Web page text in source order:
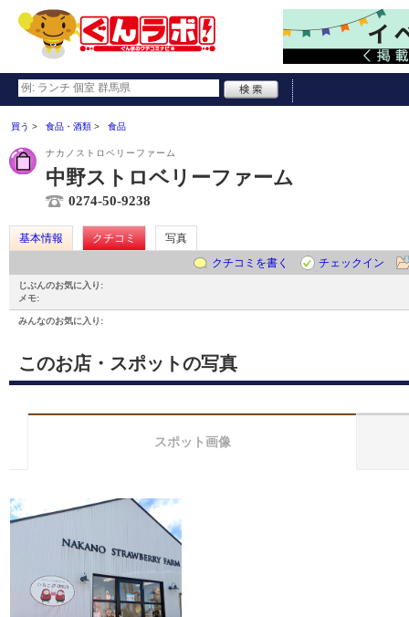
買う 食品・酒類 食品
ナカノストロベリーファーム
中野ストロベリーファーム
0274-50-9238
基本情報 クチコミ
写真
クチコミを書く
チェックイン
じぶんのお気に入り:
メモ:
みんなのお気に入り:
このお店・スポットの写真
スポット画像